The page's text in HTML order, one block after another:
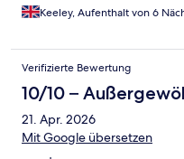
Keeley, Aufenthalt von 6
Verifizierte Bewertung
10/10 –
21. Apr. 2026
Mit Google übersetzen